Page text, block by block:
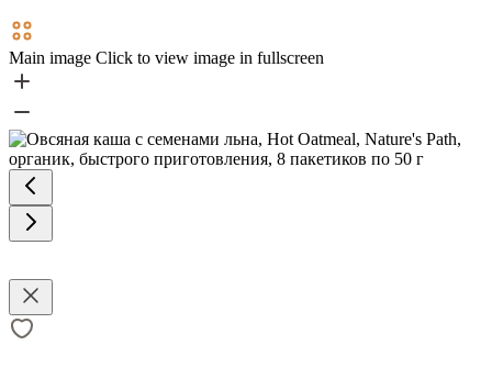
Main image Click to view image in fullscreen